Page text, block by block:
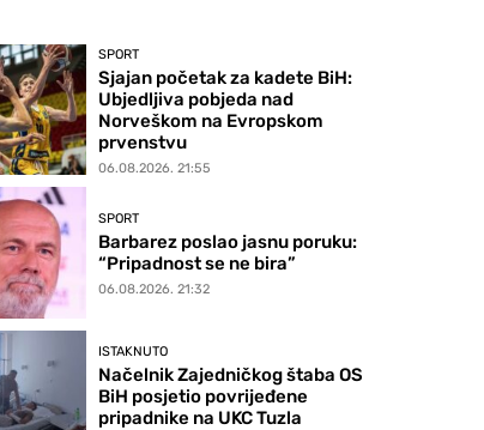
SPORT
Sjajan početak za kadete BiH:
Ubjedljiva pobjeda nad
Norveškom na Evropskom
prvenstvu
06.08.2026. 21:55
SPORT
Barbarez poslao jasnu poruku:
“Pripadnost se ne bira”
06.08.2026. 21:32
ISTAKNUTO
Načelnik Zajedničkog štaba OS
BiH posjetio povrijeđene
pripadnike na UKC Tuzla